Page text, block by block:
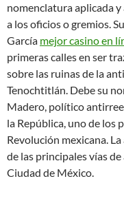
nomenclatura aplicada y
a los oficios o gremios.
García mejor casino en
primeras calles en ser
sobre las ruinas de la
Tenochtitlán. Debe su
Madero, político
la República, uno de los
Revolución mexicana.
de las principales vías
Ciudad de México.